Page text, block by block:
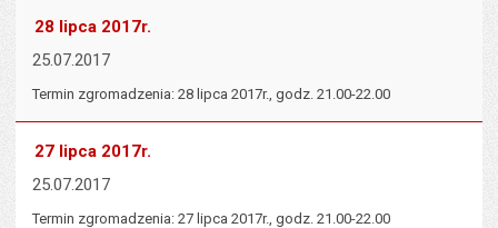
28 lipca 2017r.
25.07.2017
Termin zgromadzenia: 28 lipca 2017r., godz. 21.00-22.00
27 lipca 2017r.
25.07.2017
Termin zgromadzenia: 27 lipca 2017r., godz. 21.00-22.00